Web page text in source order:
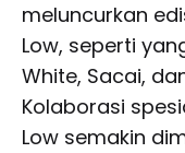
meluncurkan
Low, seperti
White, Sacai,
Kolaborasi
Low semakin